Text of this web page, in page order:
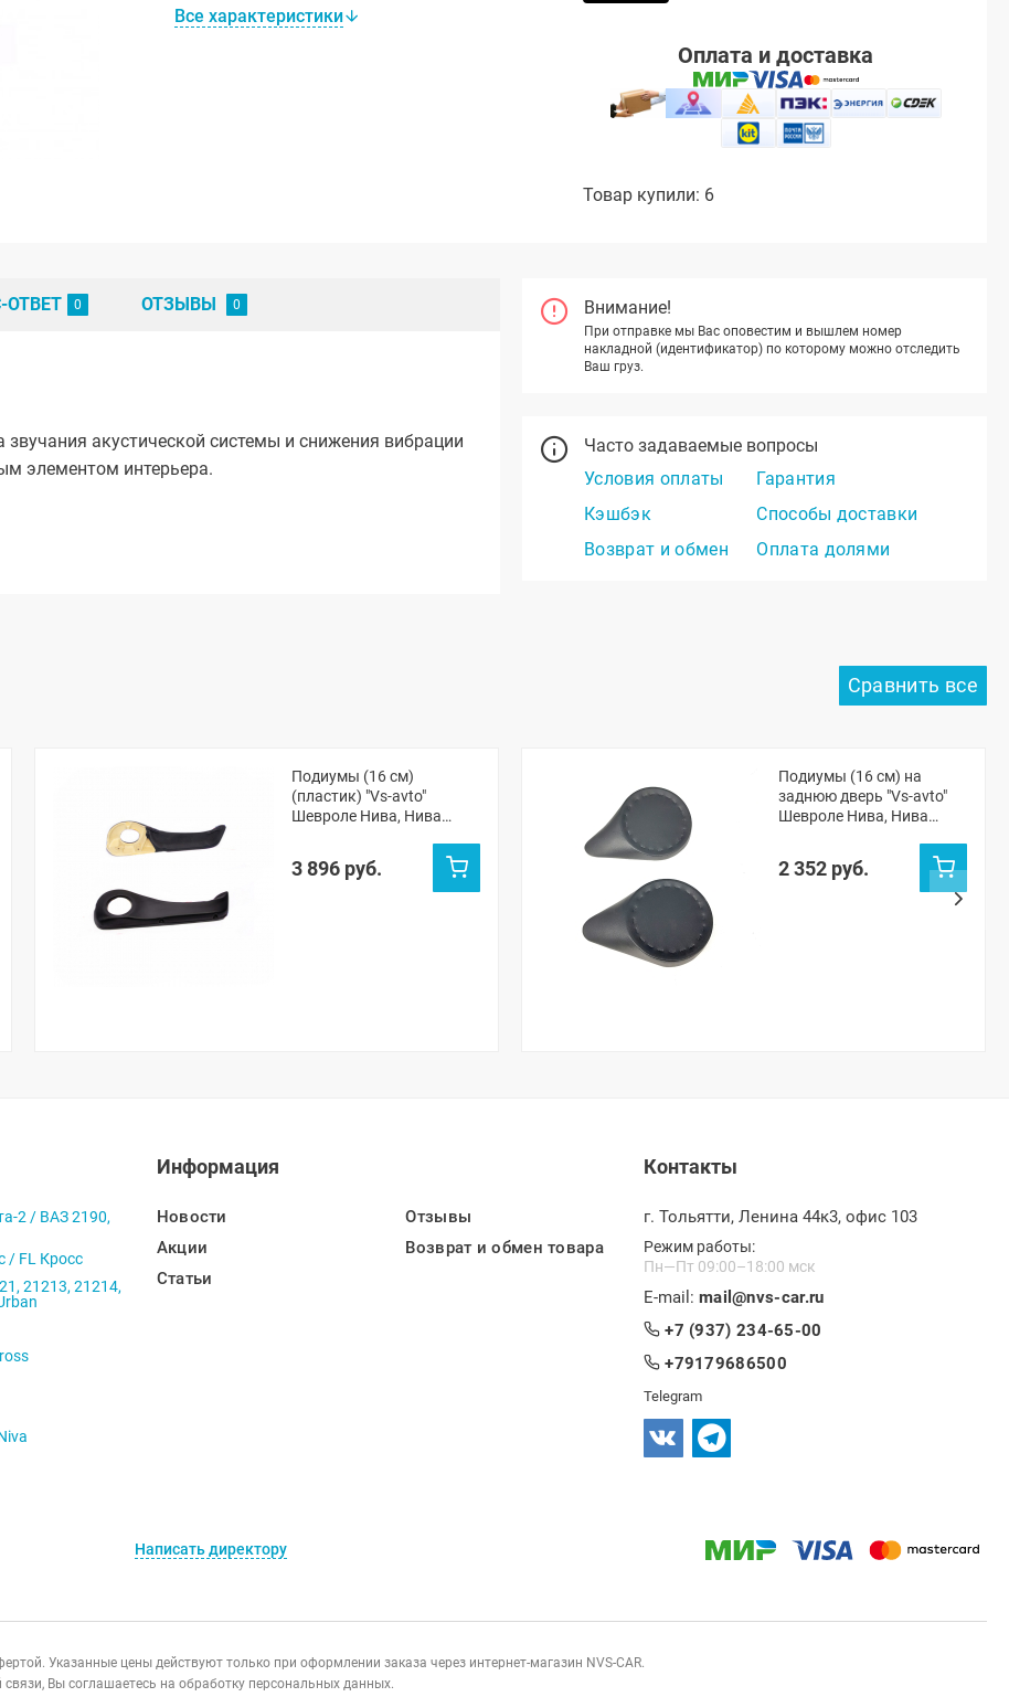
Все характеристики
Оплата и доставка
Товар купили: 6
Внимание!
При отправке мы Вас оповестим и вышлем номер
накладной (идентификатор) по которому можно отследить
Ваш груз.
Часто задаваемые вопросы
Условия оплаты
Гарантия
Кэшбэк
Способы доставки
Возврат и обмен
Оплата долями
ОТВЕТ ОТЗЫВЫ
акустической системы и снижения вибрации
элементом интерьера.
Подиумы (16 см)
(пластик) "Vs-avto"
Шевроле Нива, Нива
3 896 руб.
Подиумы (16 см) на
заднюю дверь "Vs-avto"
Шевроле Нива, Нива
2 352 руб.
2 / ВАЗ 2190,
/ FL Кросс
21213, 21214,
Информация
Новости
Акции
Статьи
Отзывы
Возврат и обмен товара
Контакты
г. Тольятти, Ленина 44к3, офис 103
Режим работы:
Пн—Пт 09:00–18:00 мск
E-mail: mail@nvs-car.ru
+7 (937) 234-65-00
+79179686500
Telegram
Написать директору
Указанные цены действуют только при оформлении заказа через интернет-магазин NVS-CAR.
Вы соглашаетесь на обработку персональных данных.